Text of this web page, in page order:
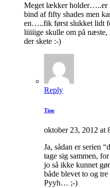
Meget lækker holder…..er
bind af fifty shades men
en…..fik først slukket lidt
liiiiige skulle om på næste,
der skete :-)
Reply
Tine
oktober 23, 2012 at
Ja, sådan er serien
tage sig sammen,
jo så ikke kunnet
både blevet to og
Pyyh… ;-)